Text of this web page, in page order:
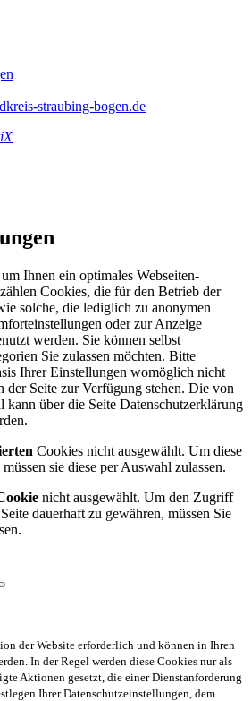
straubing-bogen.de
Ihnen ein optimales Webseiten-
Cookies, die für den Betrieb der
solche, die lediglich zu anonymen
oder zur Anzeige
werden. Sie können selbst
Sie zulassen möchten. Bitte
Ihrer Einstellungen womöglich nicht
der Seite zur Verfügung stehen. Die von
kann über die Seite Datenschutzerklärung
Cookies nicht ausgewählt. Um diese
sie diese per Auswahl zulassen.
nicht ausgewählt. Um den Zugriff
dauerhaft zu gewähren, müssen Sie
der Website erforderlich und können in Ihren
In der Regel werden diese Cookies nur als
Aktionen gesetzt, die einer Dienstanforderung
Ihrer Datenschutzeinstellungen, dem